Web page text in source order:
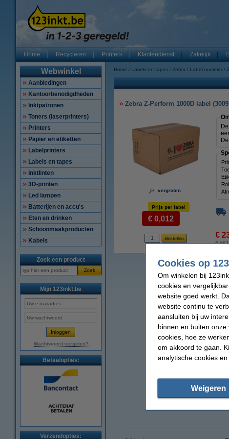
Home Recycleren Printers Klantendienst Zakelijk
Webwinkel
Aanbiedingen
Kantoorbenodigdheden
Inktpatronen
Toners (laserprinters)
Printers
Papier en etiketten
Labelprinters
Labels en tapes
Inktlinten
3D-printen
Led lampen
Batterijen en accu's
Eten en drinken
Schoonmaakproducten
Kabels
Zoek een product
Zoek
Mijn 123inkt.be
Wachtwoord vergeten?
Betaalopties:
Verzendopties:
Home Labels en tapes Zebra Label nummer
Zebra Z-Perform 1000D label
vergroten
Prijs per label
€ 0,012
€
€
Cookies op
Om winkelen bij
cookies en
website goed werkt.
website continu te
aansluiten bij uw
binnen en buiten
cookies, hoe ze
om akkoord te gaan.
analytische cookies
Weigeren